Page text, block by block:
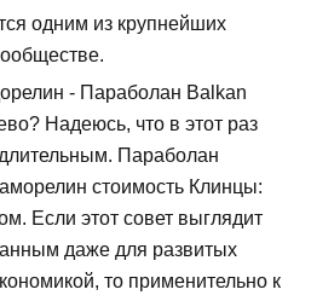
одним из крупнейших
- Параболан Balkan
Надеюсь, что в этот раз
Параболан
стоимость Клинцы:
Если этот совет выглядит
даже для развитых
то применительно к